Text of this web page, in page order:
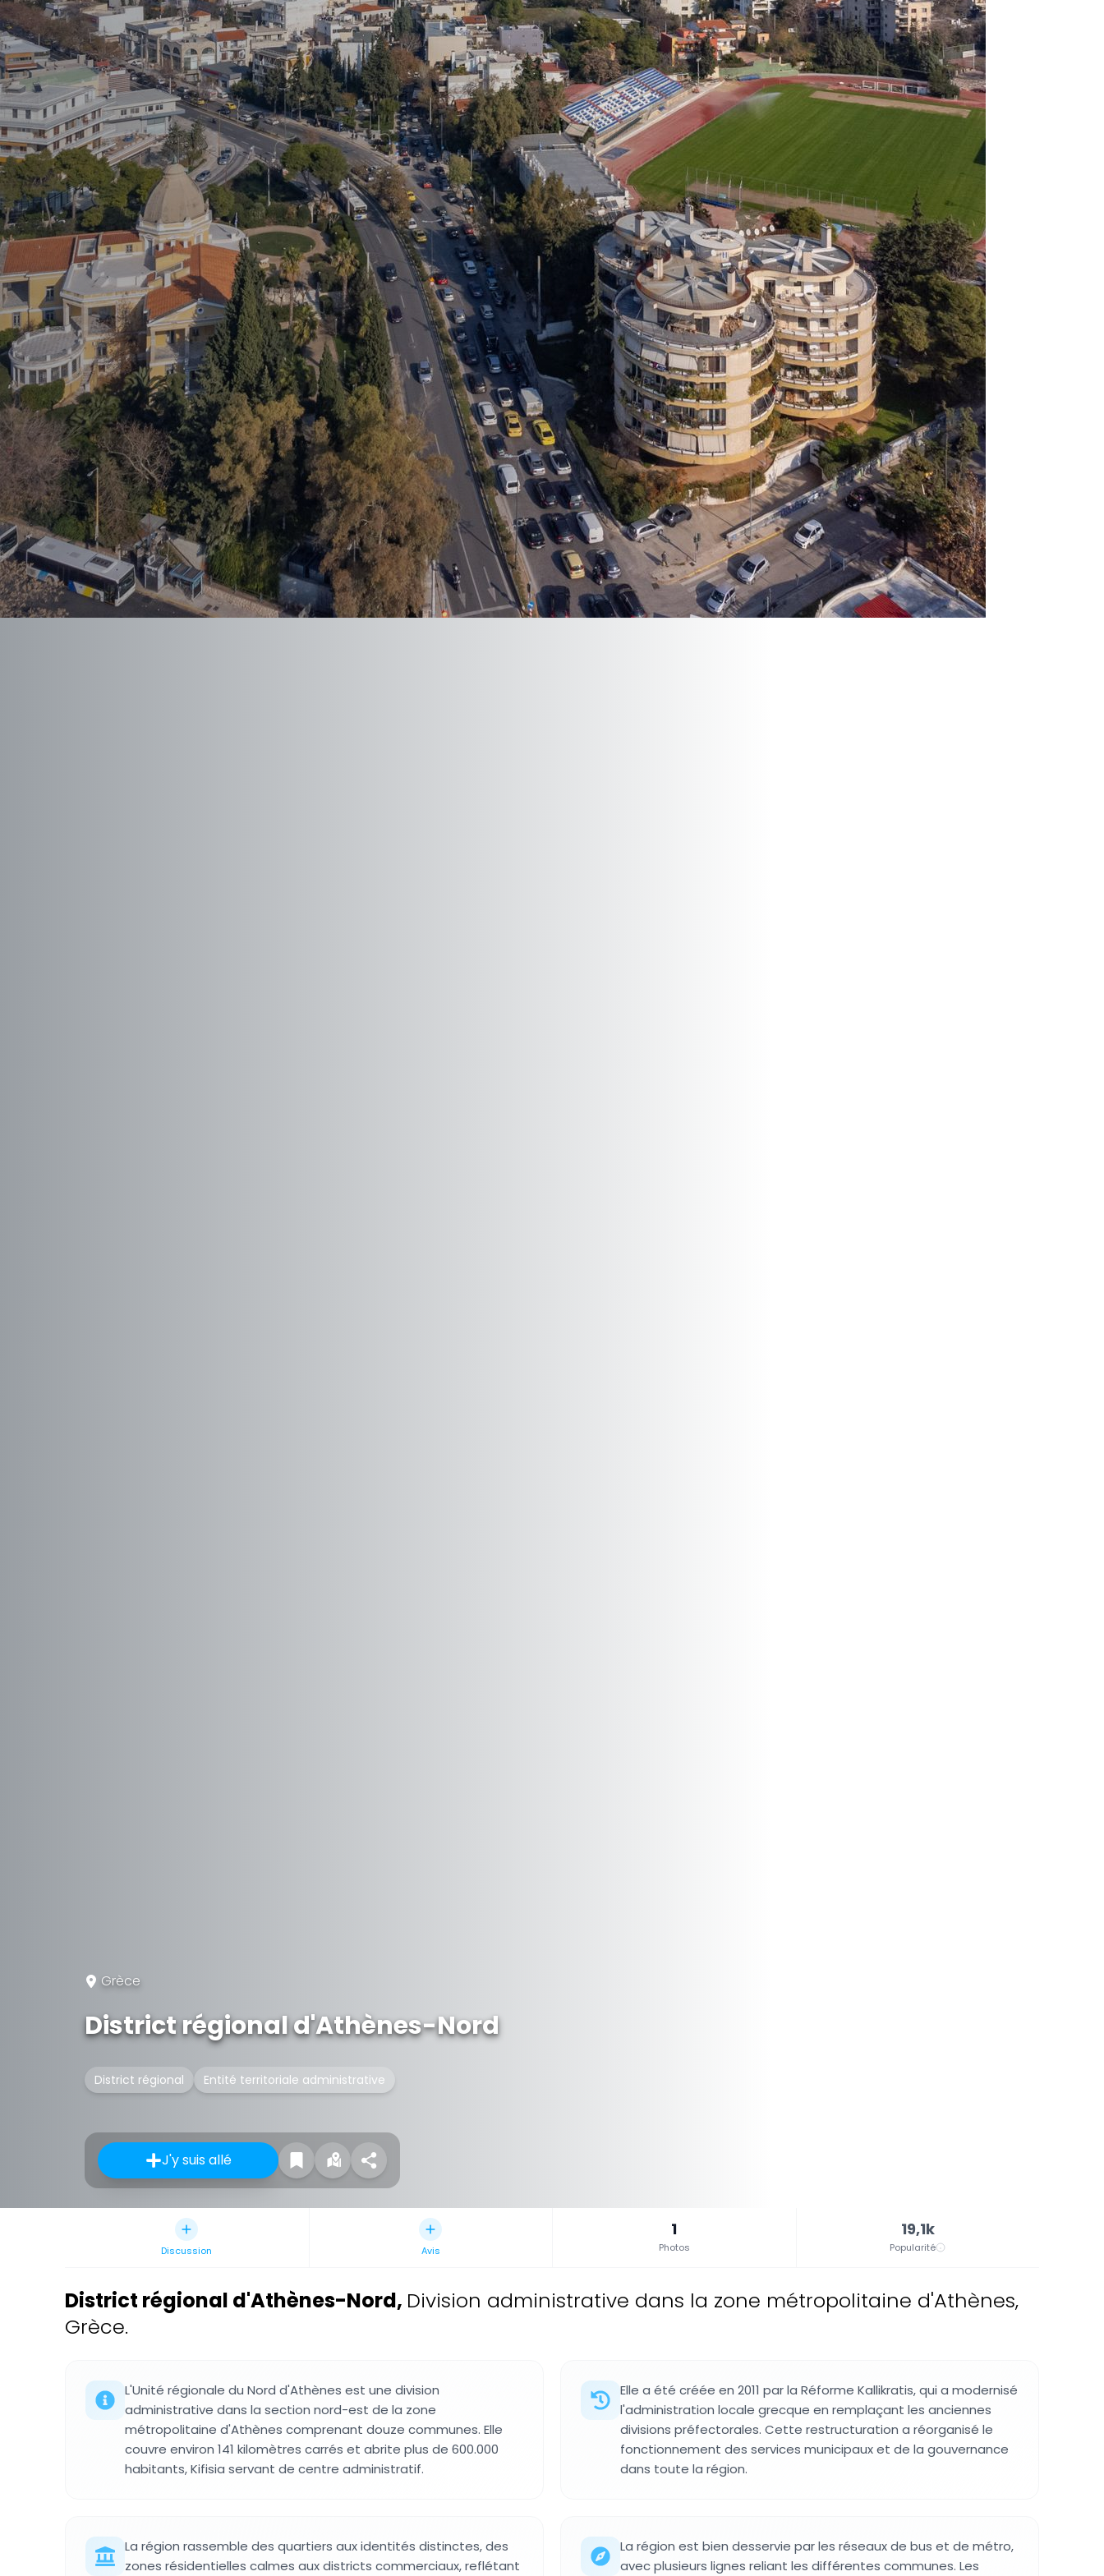
Grèce
District régional d'Athènes-Nord
District régional Entité territoriale administrative
J'y suis allé
Discussion Avis
1
Photos
19,1k
Popularité
District régional d'Athènes-Nord, Division administrative dans la zone métropolitaine d'Athènes,
Grèce.
L'Unité régionale du Nord d'Athènes est une division
administrative dans la section nord-est de la zone
métropolitaine d'Athènes comprenant douze communes. Elle
couvre environ 141 kilomètres carrés et abrite plus de 600.000
habitants, Kifisia servant de centre administratif.
Elle a été créée en 2011 par la Réforme Kallikratis, qui a modernisé
l'administration locale grecque en remplaçant les anciennes
divisions préfectorales. Cette restructuration a réorganisé le
fonctionnement des services municipaux et de la gouvernance
dans toute la région.
La région rassemble des quartiers aux identités distinctes, des
zones résidentielles calmes aux districts commerciaux, reflétant
La région est bien desservie par les réseaux de bus et de métro,
avec plusieurs lignes reliant les différentes communes. Les